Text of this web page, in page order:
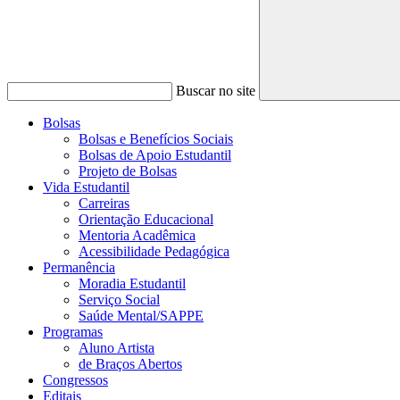
Buscar no site
Bolsas
Bolsas e Benefícios Sociais
Bolsas de Apoio Estudantil
Projeto de Bolsas
Vida Estudantil
Carreiras
Orientação Educacional
Mentoria Acadêmica
Acessibilidade Pedagógica
Permanência
Moradia Estudantil
Serviço Social
Saúde Mental/SAPPE
Programas
Aluno Artista
de Braços Abertos
Congressos
Editais